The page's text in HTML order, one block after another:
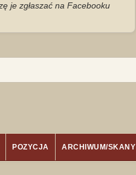
je zgłaszać na Facebooku
POZYCJA ARCHIWUM/SKANY